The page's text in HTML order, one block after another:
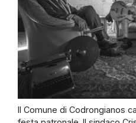
Il Comune di Codrongianos